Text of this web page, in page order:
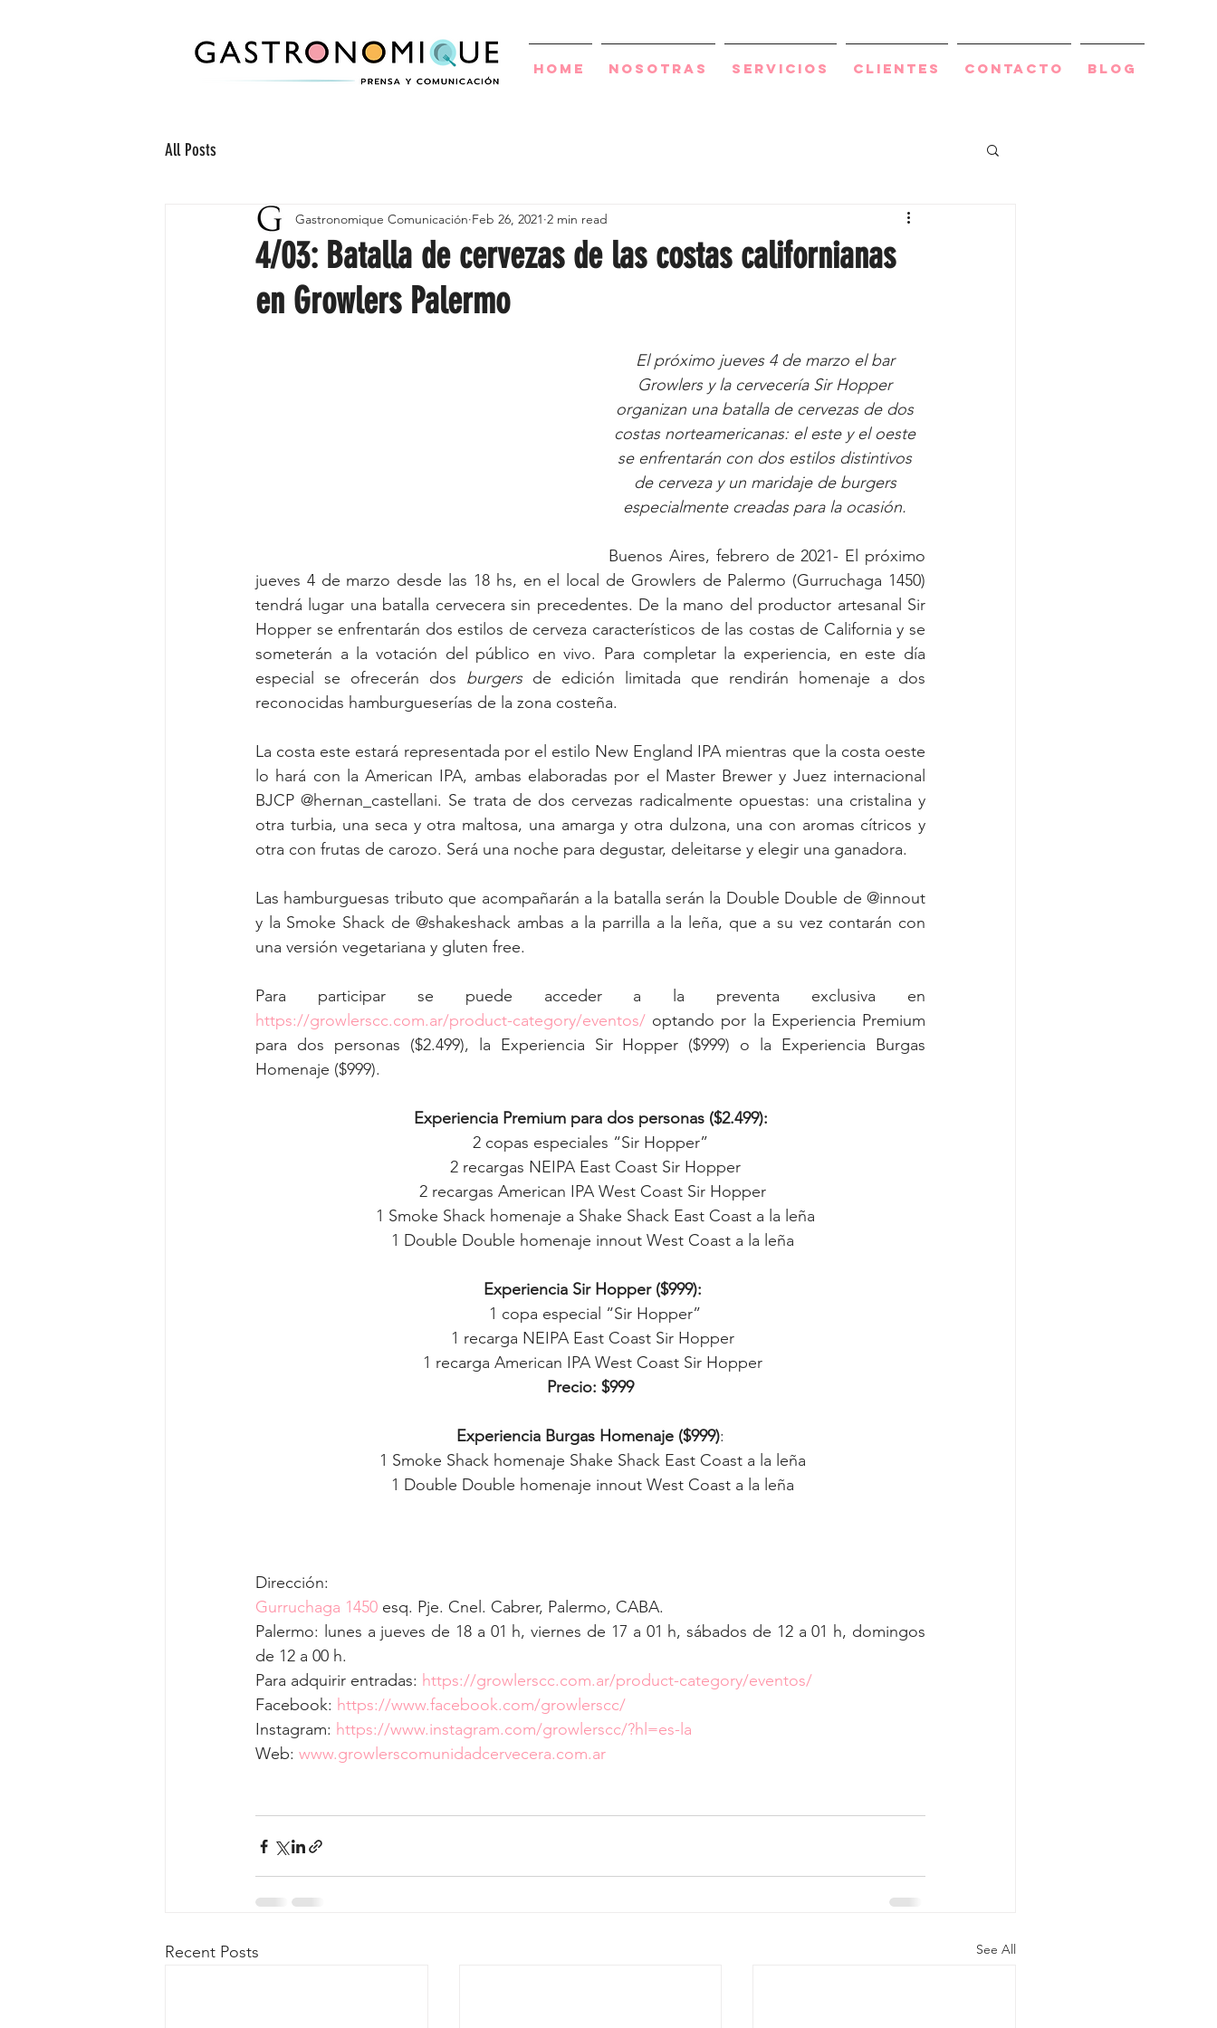
Home Nosotras Servicios Clientes Contacto BLOG
All Posts
4/03: Batalla de cervezas de las costas californianas
en Growlers Palermo
Gastronomique Comunicación Feb 26, 2021 2 min read
El próximo jueves 4 de marzo el bar
Growlers y la cervecería Sir Hopper
organizan una batalla de cervezas de dos
costas norteamericanas: el este y el oeste
se enfrentarán con dos estilos distintivos
de cerveza y un maridaje de burgers
especialmente creadas para la ocasión.
Buenos Aires, febrero de 2021- El próximo
jueves 4 de marzo desde las 18 hs, en el local de Growlers de Palermo (Gurruchaga 1450)
tendrá lugar una batalla cervecera sin precedentes. De la mano del productor artesanal Sir
Hopper se enfrentarán dos estilos de cerveza característicos de las costas de California y se
someterán a la votación del público en vivo. Para completar la experiencia, en este día
especial se ofrecerán dos burgers de edición limitada que rendirán homenaje a dos
reconocidas hamburgueserías de la zona costeña.
La costa este estará representada por el estilo New England IPA mientras que la costa oeste
lo hará con la American IPA, ambas elaboradas por el Master Brewer y Juez internacional
BJCP @hernan_castellani. Se trata de dos cervezas radicalmente opuestas: una cristalina y
otra turbia, una seca y otra maltosa, una amarga y otra dulzona, una con aromas cítricos y
otra con frutas de carozo. Será una noche para degustar, deleitarse y elegir una ganadora.
Las hamburguesas tributo que acompañarán a la batalla serán la Double Double de @innout
y la Smoke Shack de @shakeshack ambas a la parrilla a la leña, que a su vez contarán con
una versión vegetariana y gluten free.
https://growlerscc.com.ar/product-category/eventos/ optando por la Experiencia Premium
para dos personas ($2.499), la Experiencia Sir Hopper ($999) o la Experiencia Burgas
Homenaje ($999).
Experiencia Premium para dos personas ($2.499):
2 copas especiales “Sir Hopper”
  2 recargas NEIPA East Coast Sir Hopper
2 recargas American IPA West Coast Sir Hopper
  1 Smoke Shack homenaje a Shake Shack East Coast a la leña
1 Double Double homenaje innout West Coast a la leña
Experiencia Sir Hopper ($999):
  1 copa especial “Sir Hopper”
1 recarga NEIPA East Coast Sir Hopper
1 recarga American IPA West Coast Sir Hopper
Precio: $999
Experiencia Burgas Homenaje ($999):
1 Smoke Shack homenaje Shake Shack East Coast a la leña
1 Double Double homenaje innout West Coast a la leña
Dirección:
Gurruchaga 1450 esq. Pje. Cnel. Cabrer, Palermo, CABA.
Palermo: lunes a jueves de 18 a 01 h, viernes de 17 a 01 h, sábados de 12 a 01 h, domingos
de 12 a 00 h.
Para adquirir entradas: https://growlerscc.com.ar/product-category/eventos/
Facebook: https://www.facebook.com/growlerscc/
Instagram: https://www.instagram.com/growlerscc/?hl=es-la
Web: www.growlerscomunidadcervecera.com.ar
Recent Posts See All